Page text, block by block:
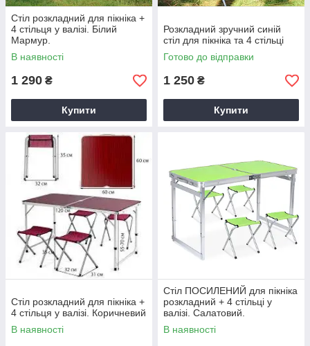
Стіл розкладний для пікніка +
4 стільця у валізі. Білий
Мармур.
В наявності
1 290 ₴
Купити
Розкладний зручний синій
стіл для пікніка та 4 стільці
Готово до відправки
1 250 ₴
Купити
Стіл розкладний для пікніка +
4 стільця у валізі. Коричневий
В наявності
Стіл ПОСИЛЕНИЙ для пікніка
розкладний + 4 стільці у
валізі. Салатовий.
В наявності